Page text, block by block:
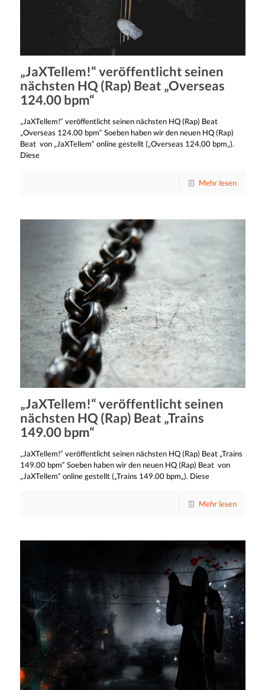
„JaXTellem!“ veröffentlicht seinen
nächsten HQ (Rap) Beat „Overseas
124.00 bpm“
„JaXTellem!“ veröffentlicht seinen nächsten HQ (Rap) Beat
„Overseas 124.00 bpm“ Soeben haben wir den neuen HQ (Rap)
Beat von „JaXTellem“ online gestellt („Overseas 124.00 bpm„).
Diese
Mehr lesen
„JaXTellem!“ veröffentlicht seinen
nächsten HQ (Rap) Beat „Trains
149.00 bpm“
„JaXTellem!“ veröffentlicht seinen nächsten HQ (Rap) Beat „Trains
149.00 bpm“ Soeben haben wir den neuen HQ (Rap) Beat von
„JaXTellem“ online gestellt („Trains 149.00 bpm„). Diese
Mehr lesen